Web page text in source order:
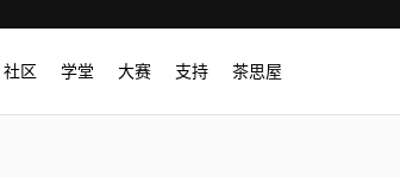
社区 学堂 大赛 支持 茶思屋